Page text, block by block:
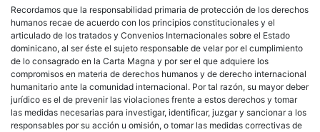
Recordamos que la responsabilidad primaria de protección de los derechos
humanos recae de acuerdo con los principios constitucionales y el
articulado de los tratados y Convenios Internacionales sobre el Estado
dominicano, al ser éste el sujeto responsable de velar por el cumplimiento
de lo consagrado en la Carta Magna y por ser el que adquiere los
compromisos en materia de derechos humanos y de derecho internacional
humanitario ante la comunidad internacional. Por tal razón, su mayor deber
jurídico es el de prevenir las violaciones frente a estos derechos y tomar
las medidas necesarias para investigar, identificar, juzgar y sancionar a los
responsables por su acción u omisión, o tomar las medidas correctivas de